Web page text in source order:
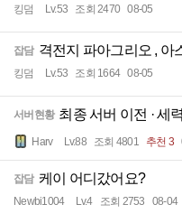
킹덤 Lv.53 조회 2470 08-05
잡담 격전지 파아그리오 , 아
킹덤 Lv.53 조회 1664 08-05
서버현황 최종 서버 이전 · 세
Harv Lv.88 조회 4801 추천 3
잡담 케이 어디갔어요?
Newbi1004 Lv.4 조회 2753 08-04